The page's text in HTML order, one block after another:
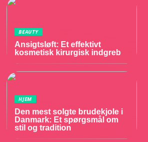
BEAUTY
Ansigtsløft: Et effektivt
kosmetisk kirurgisk indgreb
HJEM
Den mest solgte brudekjole i
Danmark: Et spørgsmål om
stil og tradition